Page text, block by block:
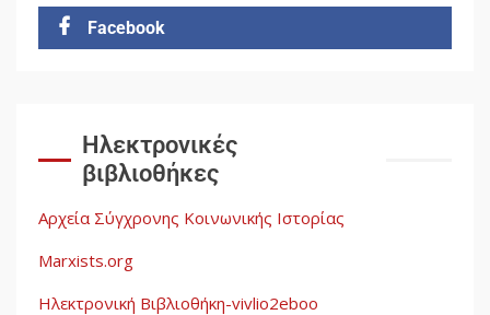
Η ένδεια της σοσιαλιστικής
σκέψης: Η Νεοαποικιοκρατία
και η Απουσία Ιστορικής
Παγκόσμιο Νότο
Facebook
Ηλεκτρονικές
βιβλιοθήκες
Αρχεία Σύγχρονης Κοινωνικής Ιστορίας
Marxists.org
Ηλεκτρονική Βιβλιοθήκη-vivlio2eboo